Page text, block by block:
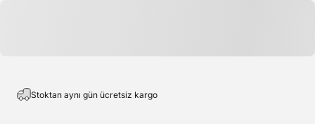
Stoktan aynı gün ücretsiz kargo